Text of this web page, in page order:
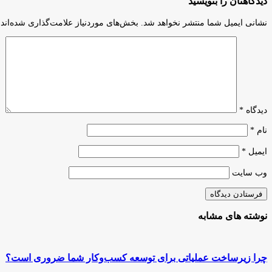
بزرگ‌تر
قرار
بگیرند
نمونه
شمال
نشانی ایمیل شما منتشر نخواهد شد. بخش‌های موردنیاز علامت‌گذاری
دیدگاه *
نام *
ایمیل *
وب‌ سایت
نوشته های مشابه
چرا زیرساخت عملیاتی برای توسعه کسب‌وکار شما ضروری است؟